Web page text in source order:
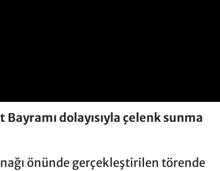
dolayısıyla çelenk sunma
önünde gerçekleştirilen törende